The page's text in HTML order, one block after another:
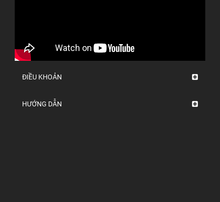
ĐIỀU KHOẢN
HƯỚNG DẪN